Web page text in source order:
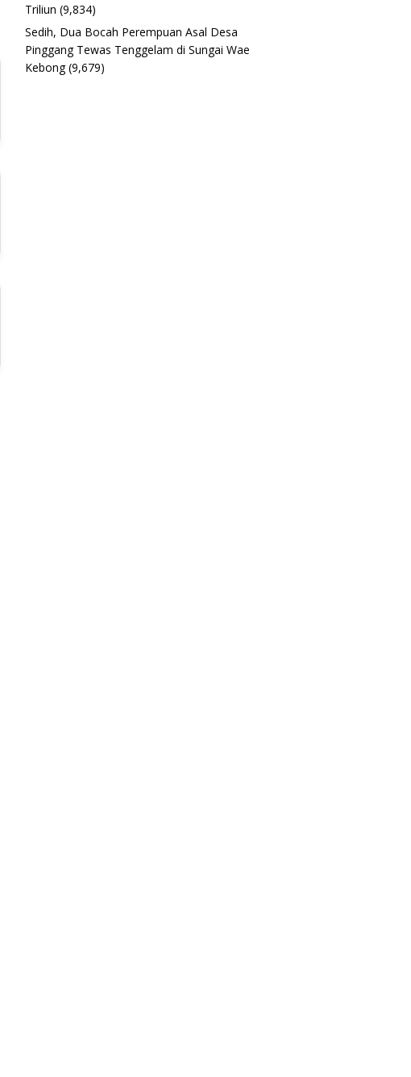
Triliun (9,834)
Sedih, Dua Bocah Perempuan Asal Desa
Pinggang Tewas Tenggelam di Sungai Wae
Kebong (9,679)